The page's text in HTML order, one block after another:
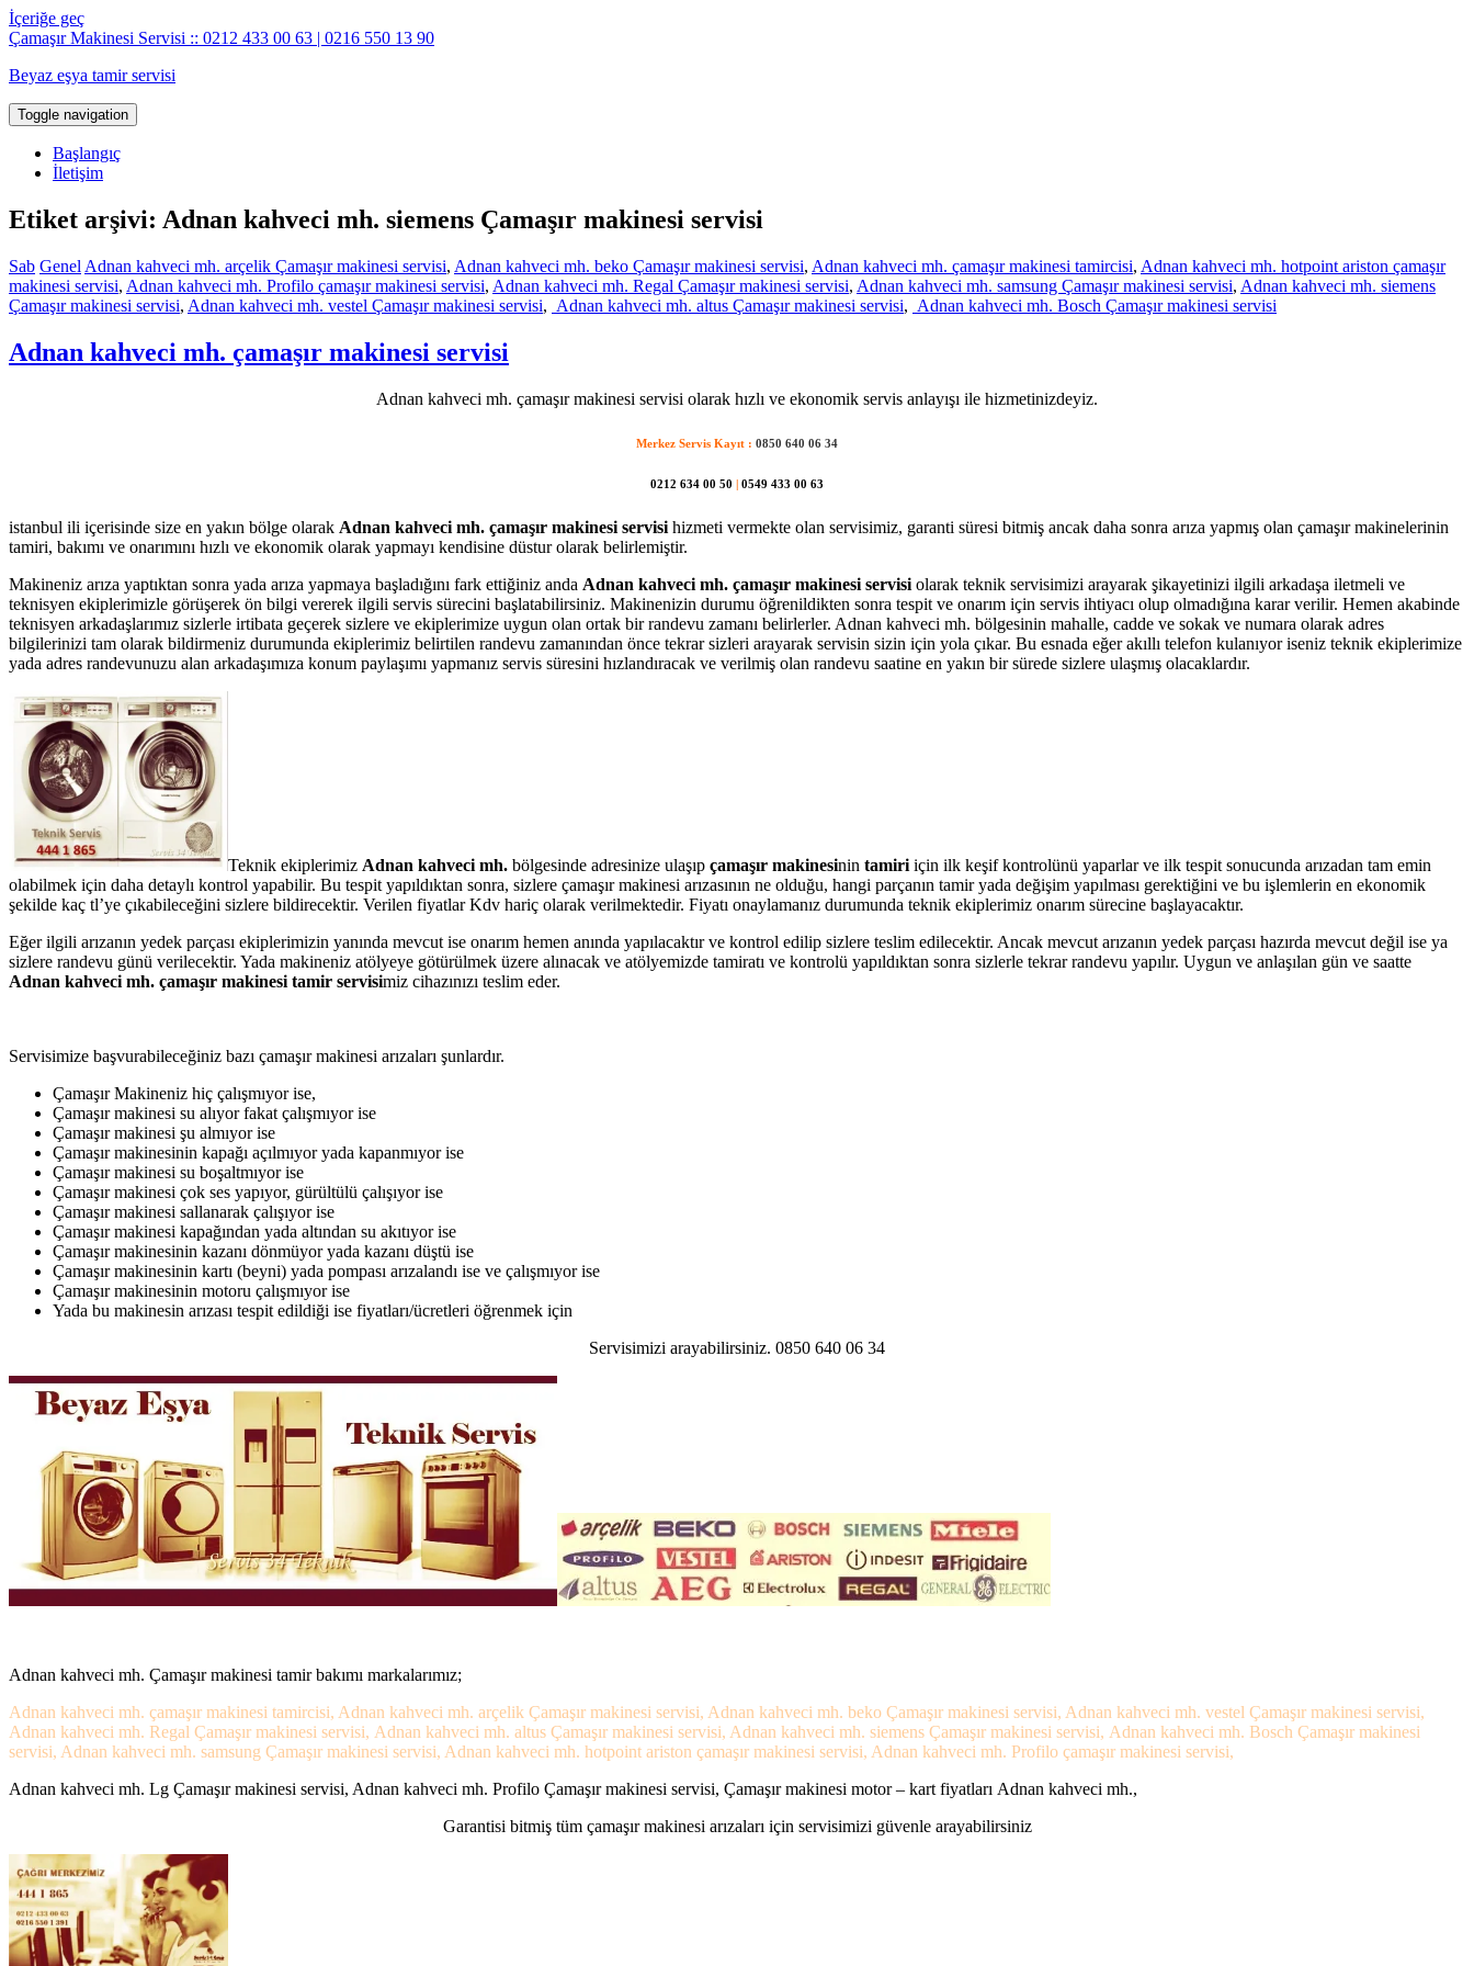
İçeriğe geç
Çamaşır Makinesi Servisi :: 0212 433 00 63 | 0216 550 13 90
Beyaz eşya tamir servisi
Toggle navigation
Başlangıç
İletişim
Etiket arşivi: Adnan kahveci mh. siemens Çamaşır makinesi servisi
Sab Genel Adnan kahveci mh. arçelik Çamaşır makinesi servisi, Adnan kahveci mh. beko Çamaşır makinesi servisi, Adnan kahveci mh. çamaşır makinesi tamircisi, Adnan kahveci mh. hotpoint ariston çamaşır
makinesi servisi, Adnan kahveci mh. Profilo çamaşır makinesi servisi, Adnan kahveci mh. Regal Çamaşır makinesi servisi, Adnan kahveci mh. samsung Çamaşır makinesi servisi, Adnan kahveci mh. siemens
Çamaşır makinesi servisi, Adnan kahveci mh. vestel Çamaşır makinesi servisi, Adnan kahveci mh. altus Çamaşır makinesi servisi, Adnan kahveci mh. Bosch Çamaşır makinesi servisi
Adnan kahveci mh. çamaşır makinesi servisi
Adnan kahveci mh. çamaşır makinesi servisi olarak hızlı ve ekonomik servis anlayışı ile hizmetinizdeyiz.
Merkez Servis Kayıt : 0850 640 06 34
0212 634 00 50 | 0549 433 00 63
istanbul ili içerisinde size en yakın bölge olarak Adnan kahveci mh. çamaşır makinesi servisi hizmeti vermekte olan servisimiz, garanti süresi bitmiş ancak daha sonra arıza yapmış olan çamaşır makinelerinin
tamiri, bakımı ve onarımını hızlı ve ekonomik olarak yapmayı kendisine düstur olarak belirlemiştir.
Makineniz arıza yaptıktan sonra yada arıza yapmaya başladığını fark ettiğiniz anda Adnan kahveci mh. çamaşır makinesi servisi olarak teknik servisimizi arayarak şikayetinizi ilgili arkadaşa iletmeli ve
teknisyen ekiplerimizle görüşerek ön bilgi vererek ilgili servis sürecini başlatabilirsiniz. Makinenizin durumu öğrenildikten sonra tespit ve onarım için servis ihtiyacı olup olmadığına karar verilir. Hemen akabinde
teknisyen arkadaşlarımız sizlerle irtibata geçerek sizlere ve ekiplerimize uygun olan ortak bir randevu zamanı belirlerler. Adnan kahveci mh. bölgesinin mahalle, cadde ve sokak ve numara olarak adres
bilgilerinizi tam olarak bildirmeniz durumunda ekiplerimiz belirtilen randevu zamanından önce tekrar sizleri arayarak servisin sizin için yola çıkar. Bu esnada eğer akıllı telefon kulanıyor iseniz teknik ekiplerimize
yada adres randevunuzu alan arkadaşımıza konum paylaşımı yapmanız servis süresini hızlandıracak ve verilmiş olan randevu saatine en yakın bir sürede sizlere ulaşmış olacaklardır.
Teknik ekiplerimiz Adnan kahveci mh. bölgesinde adresinize ulaşıp çamaşır makinesinin tamiri için ilk keşif kontrolünü yaparlar ve ilk tespit sonucunda arızadan tam emin
olabilmek için daha detaylı kontrol yapabilir. Bu tespit yapıldıktan sonra, sizlere çamaşır makinesi arızasının ne olduğu, hangi parçanın tamir yada değişim yapılması gerektiğini ve bu işlemlerin en ekonomik
şekilde kaç tl’ye çıkabileceğini sizlere bildirecektir. Verilen fiyatlar Kdv hariç olarak verilmektedir. Fiyatı onaylamanız durumunda teknik ekiplerimiz onarım sürecine başlayacaktır.
Eğer ilgili arızanın yedek parçası ekiplerimizin yanında mevcut ise onarım hemen anında yapılacaktır ve kontrol edilip sizlere teslim edilecektir. Ancak mevcut arızanın yedek parçası hazırda mevcut değil ise ya
sizlere randevu günü verilecektir. Yada makineniz atölyeye götürülmek üzere alınacak ve atölyemizde tamiratı ve kontrolü yapıldıktan sonra sizlerle tekrar randevu yapılır. Uygun ve anlaşılan gün ve saatte
Adnan kahveci mh. çamaşır makinesi tamir servisimiz cihazınızı teslim eder.
Servisimize başvurabileceğiniz bazı çamaşır makinesi arızaları şunlardır.
Çamaşır Makineniz hiç çalışmıyor ise,
Çamaşır makinesi su alıyor fakat çalışmıyor ise
Çamaşır makinesi şu almıyor ise
Çamaşır makinesinin kapağı açılmıyor yada kapanmıyor ise
Çamaşır makinesi su boşaltmıyor ise
Çamaşır makinesi çok ses yapıyor, gürültülü çalışıyor ise
Çamaşır makinesi sallanarak çalışıyor ise
Çamaşır makinesi kapağından yada altından su akıtıyor ise
Çamaşır makinesinin kazanı dönmüyor yada kazanı düştü ise
Çamaşır makinesinin kartı (beyni) yada pompası arızalandı ise ve çalışmıyor ise
Çamaşır makinesinin motoru çalışmıyor ise
Yada bu makinesin arızası tespit edildiği ise fiyatları/ücretleri öğrenmek için
Servisimizi arayabilirsiniz. 0850 640 06 34
Adnan kahveci mh. Çamaşır makinesi tamir bakımı markalarımız;
Adnan kahveci mh. çamaşır makinesi tamircisi, Adnan kahveci mh. arçelik Çamaşır makinesi servisi, Adnan kahveci mh. beko Çamaşır makinesi servisi, Adnan kahveci mh. vestel Çamaşır makinesi servisi,
Adnan kahveci mh. Regal Çamaşır makinesi servisi, Adnan kahveci mh. altus Çamaşır makinesi servisi, Adnan kahveci mh. siemens Çamaşır makinesi servisi, Adnan kahveci mh. Bosch Çamaşır makinesi
servisi, Adnan kahveci mh. samsung Çamaşır makinesi servisi, Adnan kahveci mh. hotpoint ariston çamaşır makinesi servisi, Adnan kahveci mh. Profilo çamaşır makinesi servisi,
Adnan kahveci mh. Lg Çamaşır makinesi servisi, Adnan kahveci mh. Profilo Çamaşır makinesi servisi, Çamaşır makinesi motor – kart fiyatları Adnan kahveci mh.,
Garantisi bitmiş tüm çamaşır makinesi arızaları için servisimizi güvenle arayabilirsiniz